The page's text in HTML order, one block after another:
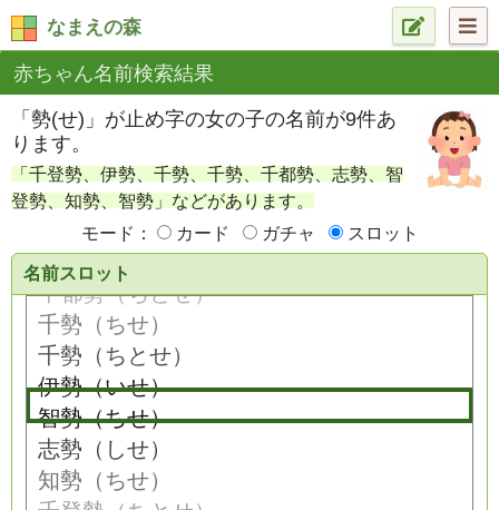
なまえの森
赤ちゃん名前検索結果
「勢(せ)」が止め字の女の子の名前が9件あ
ります。
「千登勢、伊勢、千勢、千勢、千都勢、志勢、智
登勢、知勢、智勢」などがあります。
モード：
カード ガチャ スロット
名前スロット